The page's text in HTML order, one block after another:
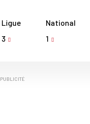
Ligue
3
National
1
PUBLICITÉ